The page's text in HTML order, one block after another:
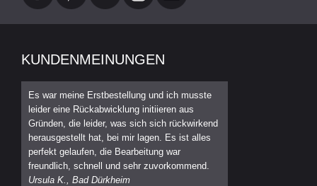
KUNDENMEINUNGEN
Es war meine Erstbestellung und ich musste
leider eine Rückabwicklung initiieren aus
Gründen, die leider, was sich sich rückwirkend
herausgestellt hat, bei mir lagen. Es ist alles
perfekt gelaufen, die Bearbeitung war
freundlich, schnell und sehr zuvorkommend.
Ursula K., Bad Dürkheim